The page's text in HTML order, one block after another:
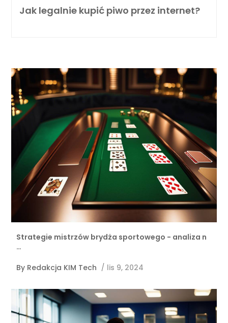
Jak legalnie kupić piwo przez internet?
Strategie mistrzów brydża sportowego - analiza n
…
By Redakcja KIM Tech / lis 9, 2024